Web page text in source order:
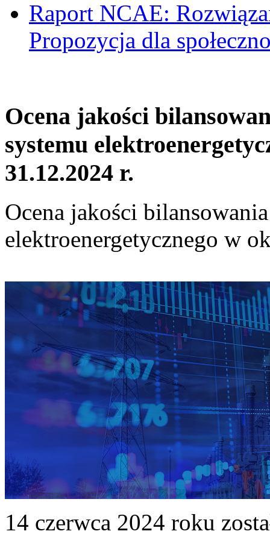
Raport NCAE:
Propozycja dla
Ocena jakości
systemu
31.12.2024 r.
Ocena jakości
elektroenergetycznego w
14 czerwca 2024 roku